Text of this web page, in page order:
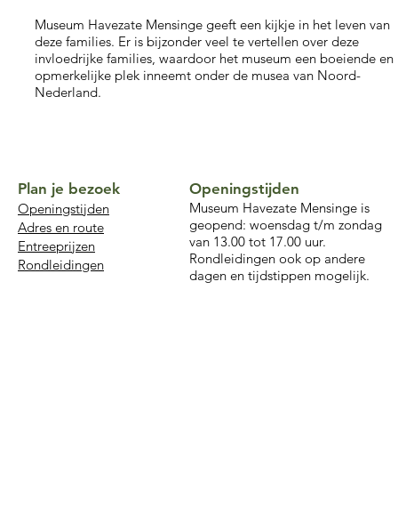
Museum Havezate Mensinge geeft een kijkje in het leven van
deze families. Er is bijzonder veel te vertellen over deze
invloedrijke families, waardoor het museum een boeiende en
opmerkelijke plek inneemt onder de musea van Noord-
Nederland.
Plan je bezoek
Openingstijden
Adres en route
Entreeprijzen
Rondleidingen
Openingstijden
Museum Havezate Mensinge is
geopend: woensdag t/m zondag
van 13.00 tot 17.00 uur.
Rondleidingen ook op andere
dagen en tijdstippen mogelijk.